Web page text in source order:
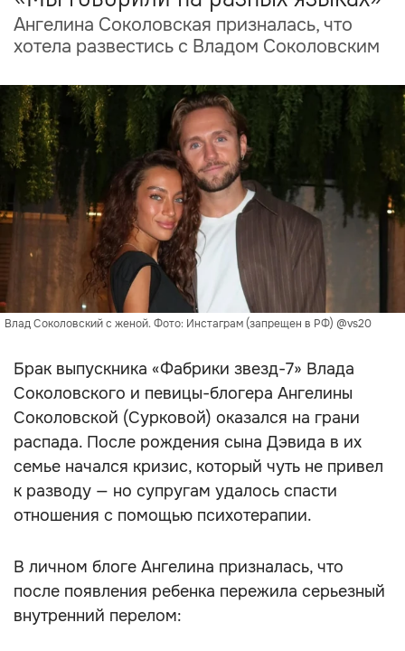
Ангелина Соколовская призналась, что
хотела развестись с Владом Соколовским
Влад Соколовский с женой. Фото: Инстаграм (запрещен в РФ) @vs20
Брак выпускника «Фабрики звезд-7» Влада
Соколовского и певицы-блогера Ангелины
Соколовской (Сурковой) оказался на грани
распада. После рождения сына Дэвида в их
семье начался кризис, который чуть не привел
к разводу — но супругам удалось спасти
отношения с помощью психотерапии.
В личном блоге Ангелина призналась, что
после появления ребенка пережила серьезный
внутренний перелом: